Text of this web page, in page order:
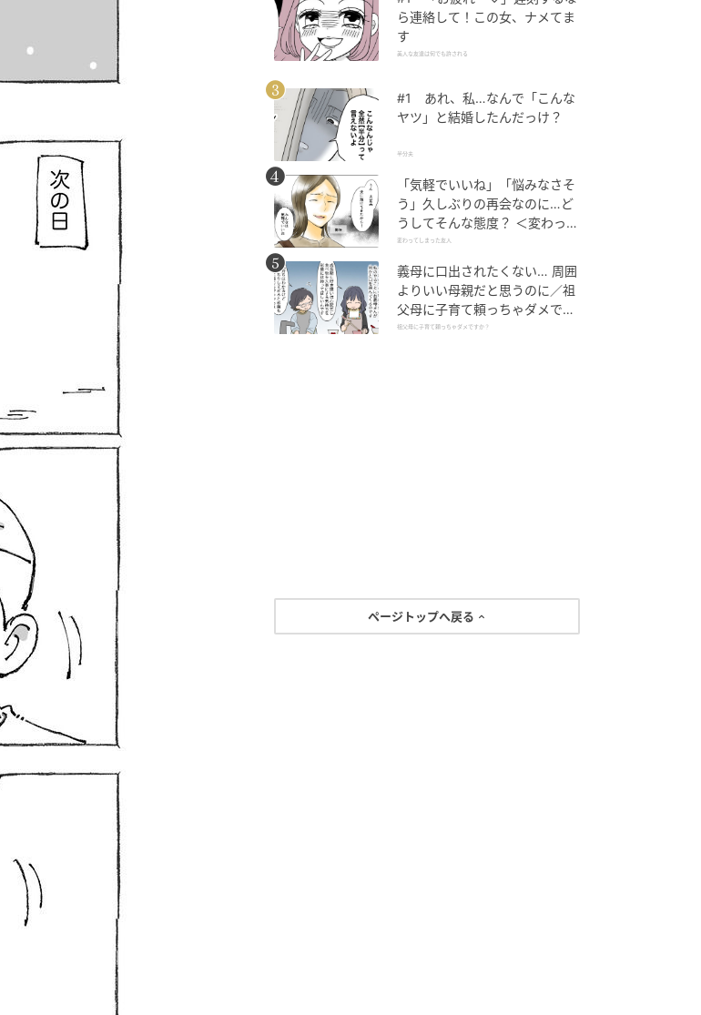
ら連絡して！この女、ナメてま
す
美人な友達は何でも許される
#1 あれ、私…なんで「こんな
ヤツ」と結婚したんだっけ？
半分夫
「気軽でいいね」「悩みなさそ
う」久しぶりの再会なのに…ど
うしてそんな態度？ ＜変わって
しまった友人 1話＞【ため息が
変わってしまった友人
義母に口出されたくない… 周囲
よりいい母親だと思うのに／祖
父母に子育て頼っちゃダメです
か？（1）【私のママ友付き合
祖父母に子育て頼っちゃダメですか？
ページトップへ戻る